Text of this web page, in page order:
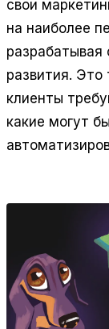
свои
на наиболее
разрабатывая
развития. Это
клиенты
какие могут